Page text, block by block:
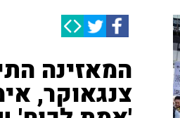
המאזינה
צנגאוקר,